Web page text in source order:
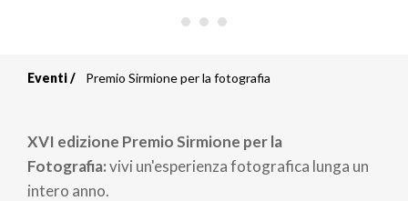
di
pane
Eventi Premio Sirmione per la fotografia
XVI edizione Premio Sirmione per la
Fotografia:vivi un'esperienza fotografica lunga un
intero anno.